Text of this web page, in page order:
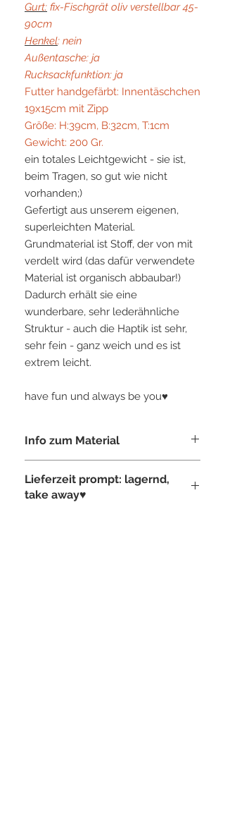
Gurt: fix-Fischgrät oliv verstellbar 45-
90cm
Henkel: nein
Außentasche: ja
Rucksackfunktion: ja
Futter handgefärbt: Innentäschchen
19x15cm mit Zipp
Größe: H:39cm, B:32cm, T:1cm
Gewicht: 200 Gr.
ein totales Leichtgewicht - sie ist,
beim Tragen, so gut wie nicht
vorhanden;)
Gefertigt aus unserem eigenen,
superleichten Material.
Grundmaterial ist Stoff, der von mit
verdelt wird (das dafür verwendete
Material ist organisch abbaubar!)
Dadurch erhält sie eine
wunderbare, sehr lederähnliche
Struktur - auch die Haptik ist sehr,
sehr fein - ganz weich und es ist
extrem leicht.
have fun und always be you♥
Info zum Material
entwickeltem "veganem Leder"-sehr
fein in der Haptik, sehr lederähnlich in
Lieferzeit prompt: lagernd,
take away♥